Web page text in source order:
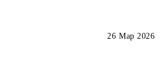
26 Мар 2026